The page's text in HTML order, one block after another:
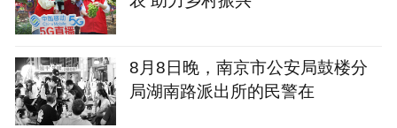
8月8日晚，南京市公安局鼓楼分
局湖南路派出所的民警在